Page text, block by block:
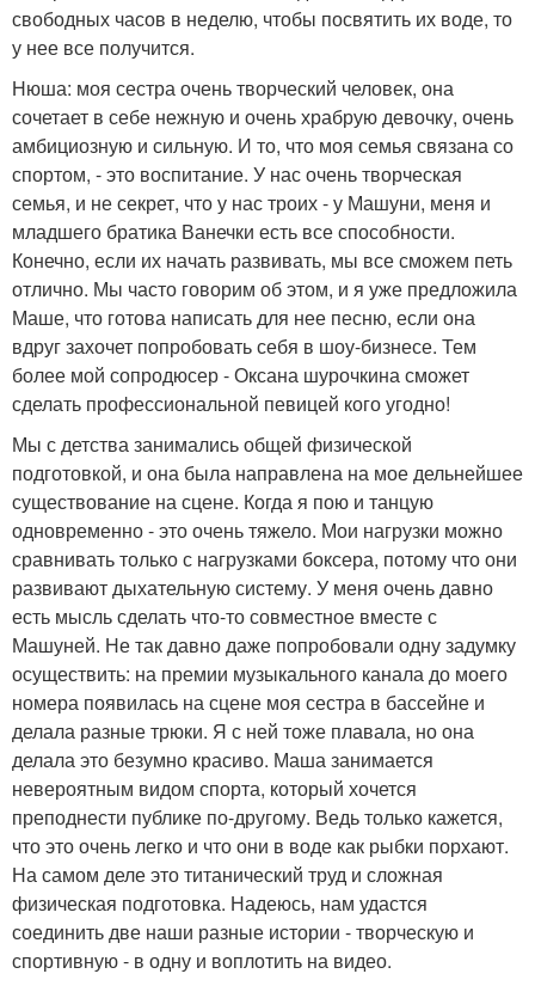
свободных часов в неделю, чтобы посвятить их воде, то
у нее все получится.
Нюша: моя сестра очень творческий человек, она
сочетает в себе нежную и очень храбрую девочку, очень
амбициозную и сильную. И то, что моя семья связана со
спортом, - это воспитание. У нас очень творческая
семья, и не секрет, что у нас троих - у Машуни, меня и
младшего братика Ванечки есть все способности.
Конечно, если их начать развивать, мы все сможем петь
отлично. Мы часто говорим об этом, и я уже предложила
Маше, что готова написать для нее песню, если она
вдруг захочет попробовать себя в шоу-бизнесе. Тем
более мой сопродюсер - Оксана шурочкина сможет
сделать профессиональной певицей кого угодно!
Мы с детства занимались общей физической
подготовкой, и она была направлена на мое дельнейшее
существование на сцене. Когда я пою и танцую
одновременно - это очень тяжело. Мои нагрузки можно
сравнивать только с нагрузками боксера, потому что они
развивают дыхательную систему. У меня очень давно
есть мысль сделать что-то совместное вместе с
Машуней. Не так давно даже попробовали одну задумку
осуществить: на премии музыкального канала до моего
номера появилась на сцене моя сестра в бассейне и
делала разные трюки. Я с ней тоже плавала, но она
делала это безумно красиво. Маша занимается
невероятным видом спорта, который хочется
преподнести публике по-другому. Ведь только кажется,
что это очень легко и что они в воде как рыбки порхают.
На самом деле это титанический труд и сложная
физическая подготовка. Надеюсь, нам удастся
соединить две наши разные истории - творческую и
спортивную - в одну и воплотить на видео.